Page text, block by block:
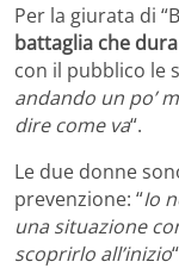
Per la giurata di
battaglia che
con il pubblico le
andando un po’
dire come va“.
Le due donne
prevenzione: “Io
una situazione
scoprirlo all’inizio